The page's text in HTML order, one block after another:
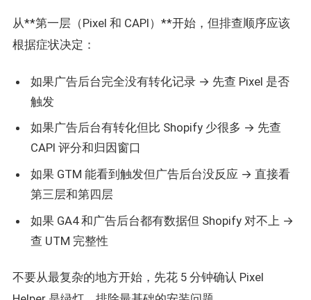
从**第一层（Pixel 和 CAPI）**开始，但排查顺序应该
根据症状决定：
如果广告后台完全没有转化记录 → 先查 Pixel 是否
触发
如果广告后台有转化但比 Shopify 少很多 → 先查
CAPI 评分和归因窗口
如果 GTM 能看到触发但广告后台没反应 → 直接看
第三层和第四层
如果 GA4 和广告后台都有数据但 Shopify 对不上 →
查 UTM 完整性
不要从最复杂的地方开始，先花 5 分钟确认 Pixel